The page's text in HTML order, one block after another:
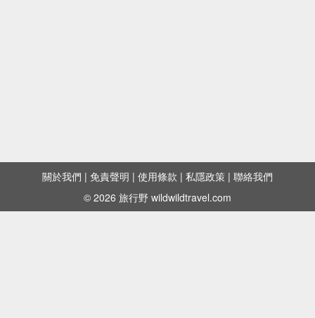
關於我們 | 免責聲明 | 使用條款 | 私隱政策 | 聯絡我們
© 2026 旅行野 wildwildtravel.com